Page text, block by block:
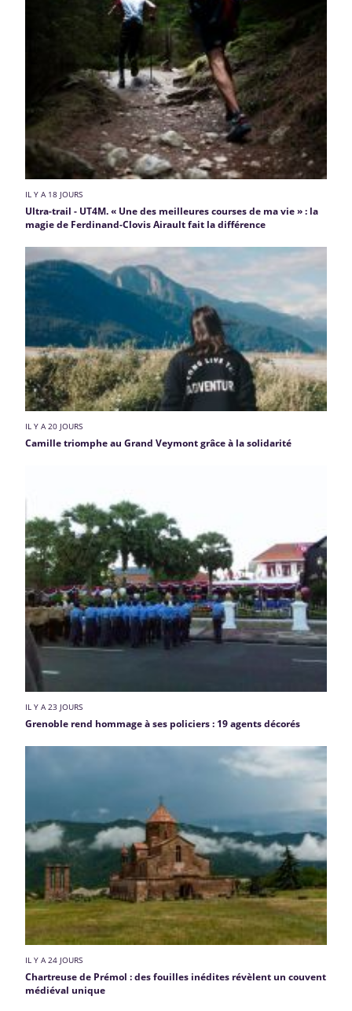
IL Y A 18 JOURS
Ultra-trail - UT4M. « Une des meilleures courses de ma vie » : la
magie de Ferdinand-Clovis Airault fait la différence
IL Y A 20 JOURS
Camille triomphe au Grand Veymont grâce à la solidarité
IL Y A 23 JOURS
Grenoble rend hommage à ses policiers : 19 agents décorés
IL Y A 24 JOURS
Chartreuse de Prémol : des fouilles inédites révèlent un couvent
médiéval unique